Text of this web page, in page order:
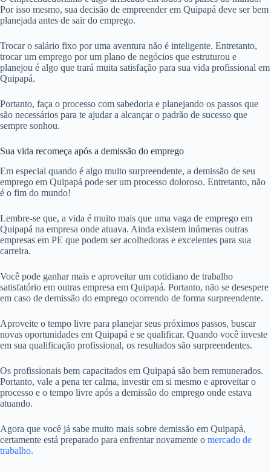
Por isso mesmo, sua decisão de empreender em Quipapá deve ser bem
planejada antes de sair do emprego.
Trocar o salário fixo por uma aventura não é inteligente. Entretanto,
trocar um emprego por um plano de negócios que estruturou e
planejou é algo que trará muita satisfação para sua vida profissional em
Quipapá.
Portanto, faça o processo com sabedoria e planejando os passos que
são necessários para te ajudar a alcançar o padrão de sucesso que
sempre sonhou.
Sua vida recomeça após a demissão do emprego
Em especial quando é algo muito surpreendente, a demissão de seu
emprego em Quipapá pode ser um processo doloroso. Entretanto, não
é o fim do mundo!
Lembre-se que, a vida é muito mais que uma vaga de emprego em
Quipapá na empresa onde atuava. Ainda existem inúmeras outras
empresas em PE que podem ser acolhedoras e excelentes para sua
carreira.
Você pode ganhar mais e aproveitar um cotidiano de trabalho
satisfatório em outras empresa em Quipapá. Portanto, não se desespere
em caso de demissão do emprego ocorrendo de forma surpreendente.
Aproveite o tempo livre para planejar seus próximos passos, buscar
novas oportunidades em Quipapá e se qualificar. Quando você investe
em sua qualificação profissional, os resultados são surpreendentes.
Os profissionais bem capacitados em Quipapá são bem remunerados.
Portanto, vale a pena ter calma, investir em si mesmo e aproveitar o
processo e o tempo livre após a demissão do emprego onde estava
atuando.
Agora que você já sabe muito mais sobre demissão em Quipapá,
certamente está preparado para enfrentar novamente o mercado de
trabalho.